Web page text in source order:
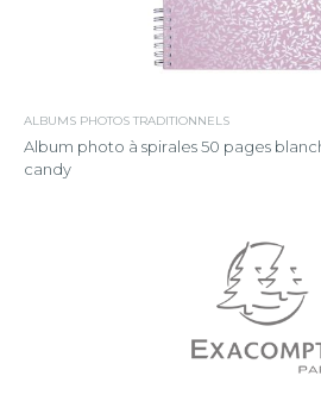
ALBUMS PHOTOS TRADITIONNELS
Album photo à spirales 50 pages
candy